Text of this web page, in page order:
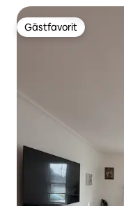
Gästfavorit
Gästfavorit